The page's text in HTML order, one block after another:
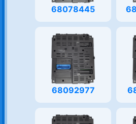
68078445
68092977